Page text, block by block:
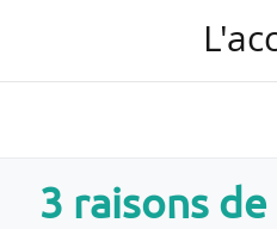
révision générale
3 raisons